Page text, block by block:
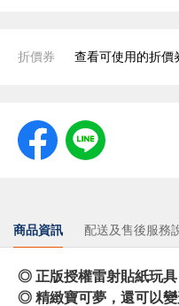
折價券 查看可使用的折價
商品資訊 配送及售後服務
◎ 正版授權雷射貼紙玩具
◎ 精緻寶可夢，還可以變